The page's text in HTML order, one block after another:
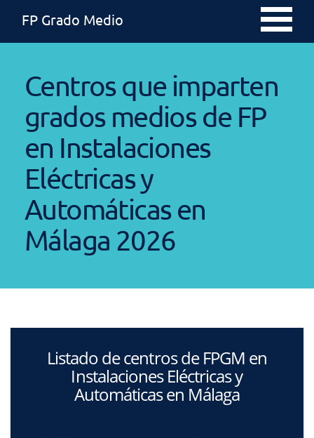
FP Grado Medio
Centros que imparten
grados medios de FP
en Instalaciones
Eléctricas y
Automáticas en
Málaga 2026
Listado de centros de FPGM en
Instalaciones Eléctricas y
Automáticas en Málaga